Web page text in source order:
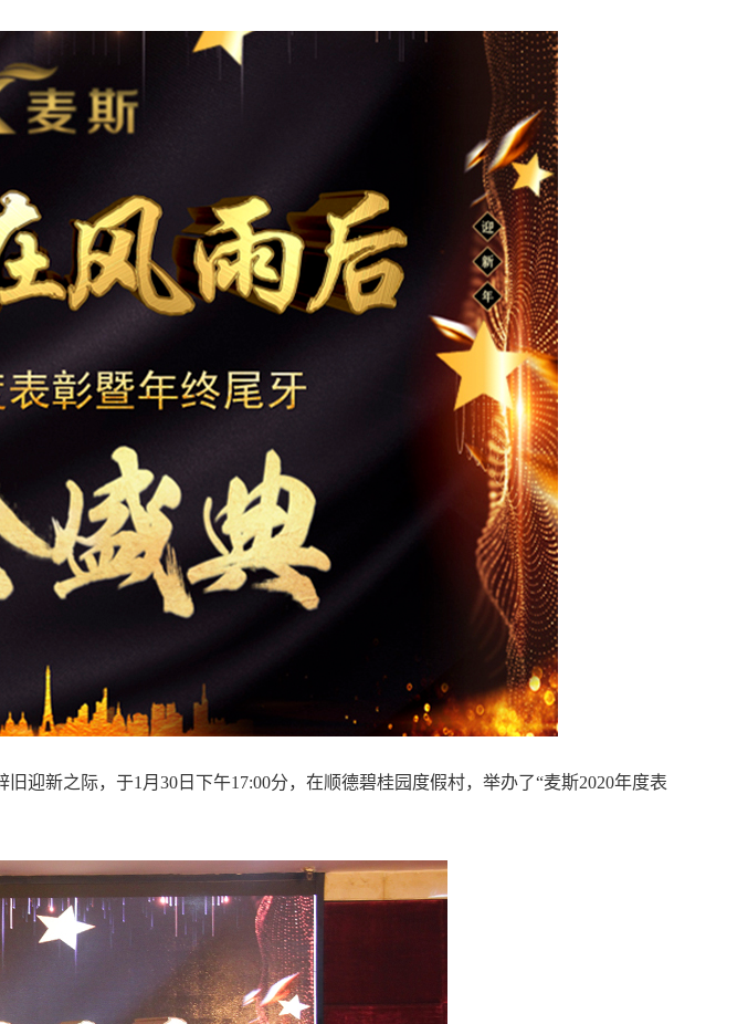
迎新之际，于1月30日下午17:00分，在顺德碧桂园度假村，举办了“麦斯2020年度表